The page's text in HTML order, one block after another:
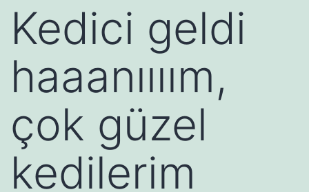
Kedici geldi
haaanıııım,
çok güzel
kedilerim